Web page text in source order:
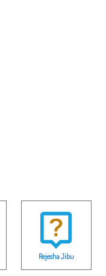
Rejesha Jibu